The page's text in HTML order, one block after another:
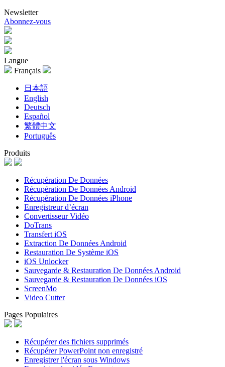
Newsletter
Abonnez-vous
Langue
Français
日本語
English
Deutsch
Español
繁體中文
Português
Produits
Récupération De Données
Récupération De Données Android
Récupération De Données iPhone
Enregistreur d’écran
Convertisseur Vidéo
DoTrans
Transfert iOS
Extraction De Données Android
Restauration De Système iOS
iOS Unlocker
Sauvegarde & Restauration De Données Android
Sauvegarde & Restauration De Données iOS
ScreenMo
Video Cutter
Pages Populaires
Récupérer des fichiers supprimés
Récupérer PowerPoint non enregistré
Enregistrer l'écran sous Windows